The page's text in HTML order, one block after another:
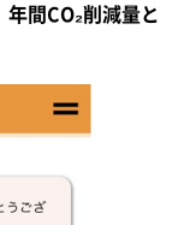
年間CO₂削減量と